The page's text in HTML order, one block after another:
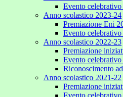
Evento
Anno scolastico 2023-24
Premiazione Eni
Evento
Anno scolastico 2022-23
Premiazione
Evento
Riconoscimento
Anno scolastico 2021-22
Premiazione
Evento